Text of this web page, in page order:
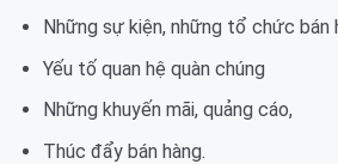
Những sự kiện, những tổ chức bán
Yếu tố quan hệ quàn chúng
Những khuyến mãi, quảng cáo,
Thúc đẩy bán hàng.